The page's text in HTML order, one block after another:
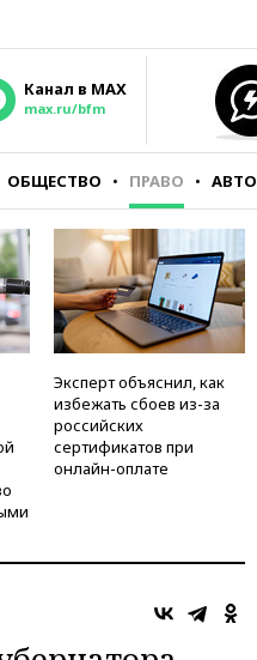
Канал в MAX
max.ru/bfm
ОБЩЕСТВО ПРАВО АВТО
Эксперт объяснил, как
избежать сбоев из-за
российских
сертификатов при
онлайн-оплате